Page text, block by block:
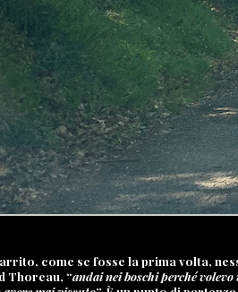
come se fosse la prima volta,
Thoreau, “andai nei boschi perché